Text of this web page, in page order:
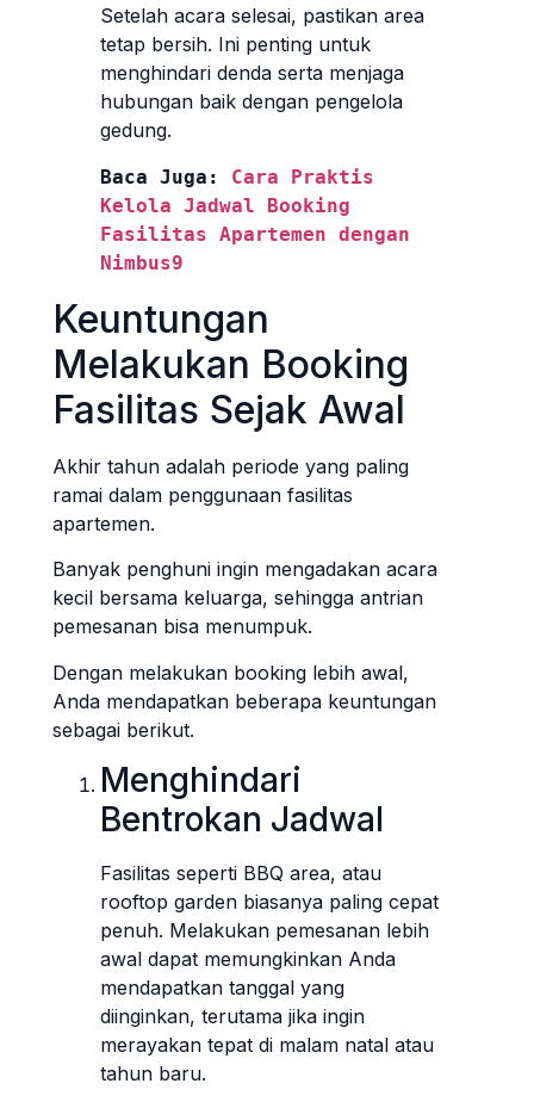
Setelah acara selesai, pastikan area
tetap bersih. Ini penting untuk
menghindari denda serta menjaga
hubungan baik dengan pengelola
gedung.
Baca Juga: Cara Praktis
Kelola Jadwal Booking
Fasilitas Apartemen dengan
Nimbus9
Keuntungan
Melakukan Booking
Fasilitas Sejak Awal
Akhir tahun adalah periode yang paling
ramai dalam penggunaan fasilitas
apartemen.
Banyak penghuni ingin mengadakan acara
kecil bersama keluarga, sehingga antrian
pemesanan bisa menumpuk.
Dengan melakukan booking lebih awal,
Anda mendapatkan beberapa keuntungan
sebagai berikut.
Menghindari
Bentrokan Jadwal
Fasilitas seperti BBQ area, atau
rooftop garden biasanya paling cepat
penuh. Melakukan pemesanan lebih
awal dapat memungkinkan Anda
mendapatkan tanggal yang
diinginkan, terutama jika ingin
merayakan tepat di malam natal atau
tahun baru.